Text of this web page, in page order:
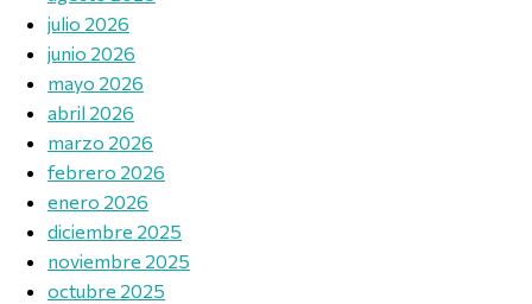
julio 2026
junio 2026
mayo 2026
abril 2026
marzo 2026
febrero 2026
enero 2026
diciembre 2025
noviembre 2025
octubre 2025